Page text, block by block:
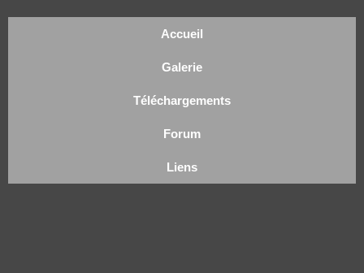
Accueil
Galerie
Téléchargements
Forum
Liens